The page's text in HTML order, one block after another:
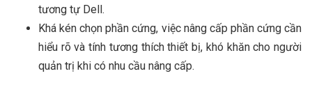
tương tự Dell.
Khá kén chọn phần cứng, việc nâng cấp phần cứng cần
hiểu rõ và tính tương thích thiết bị, khó khăn cho người
quản trị khi có nhu cầu nâng cấp.